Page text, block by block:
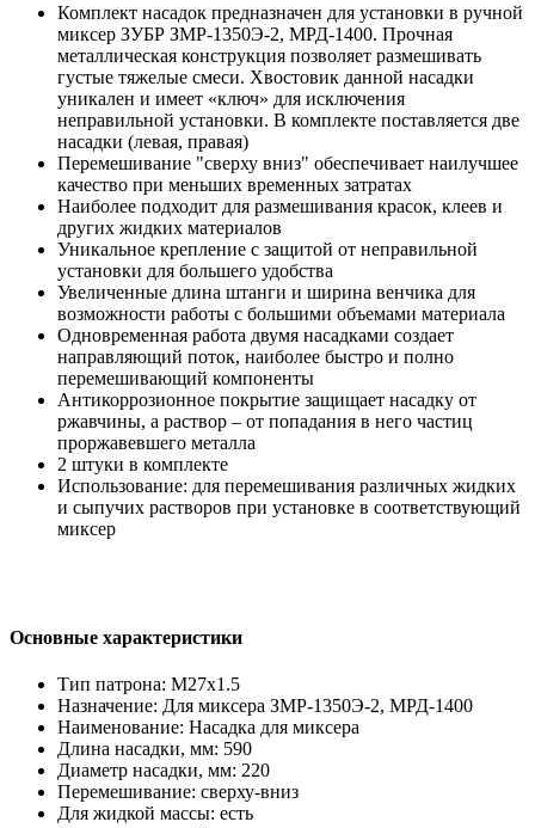
Комплект насадок предназначен для установки в ручной
миксер ЗУБР ЗМР-1350Э-2, МРД-1400. Прочная
металлическая конструкция позволяет размешивать
густые тяжелые смеси. Хвостовик данной насадки
уникален и имеет «ключ» для исключения
неправильной установки. В комплекте поставляется две
насадки (левая, правая)
Перемешивание "сверху вниз" обеспечивает наилучшее
качество при меньших временных затратах
Наиболее подходит для размешивания красок, клеев и
других жидких материалов
Уникальное крепление с защитой от неправильной
установки для большего удобства
Увеличенные длина штанги и ширина венчика для
возможности работы с большими объемами материала
Одновременная работа двумя насадками создает
направляющий поток, наиболее быстро и полно
перемешивающий компоненты
Антикоррозионное покрытие защищает насадку от
ржавчины, а раствор – от попадания в него частиц
проржавевшего металла
2 штуки в комплекте
Использование: для перемешивания различных жидких
и сыпучих растворов при установке в соответствующий
миксер
Основные характеристики
Тип патрона: М27х1.5
Назначение: Для миксера ЗМР-1350Э-2, МРД-1400
Наименование: Насадка для миксера
Длина насадки, мм: 590
Диаметр насадки, мм: 220
Перемешивание: сверху-вниз
Для жидкой массы: есть